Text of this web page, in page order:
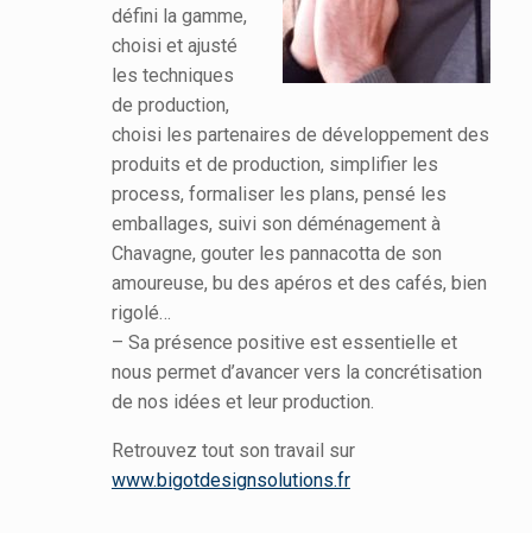
défini la gamme,
choisi et ajusté
les techniques
de production,
choisi les partenaires de développement des
produits et de production, simplifier les
process, formaliser les plans, pensé les
emballages, suivi son déménagement à
Chavagne, gouter les pannacotta de son
amoureuse, bu des apéros et des cafés, bien
rigolé…
– Sa présence positive est essentielle et
nous permet d’avancer vers la concrétisation
de nos idées et leur production.
Retrouvez tout son travail sur
www.bigotdesignsolutions.fr